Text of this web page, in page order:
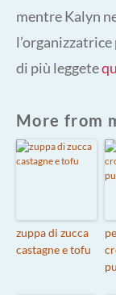
mentre Kalyn
di più leggete
More from
zuppa di zucca
castagne e tofu